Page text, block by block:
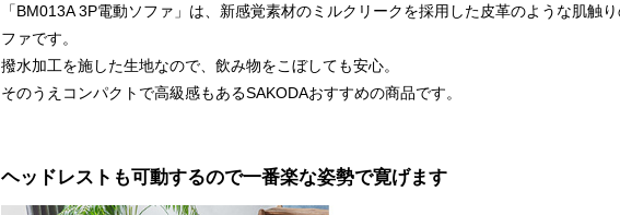
「BM013A 3P電動ソファ」は、新感覚素材のミルクリークを採用した皮革のような肌触
ファです。
撥水加工を施した生地なので、飲み物をこぼしても安心。
そのうえコンパクトで高級感もあるSAKODAおすすめの商品です。
ヘッドレストも可動するので一番楽な姿勢で寛げます